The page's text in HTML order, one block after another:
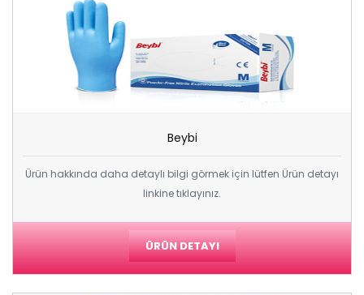
Beybi
Ürün hakkında daha detaylı bilgi görmek için lütfen Ürün detayı
linkine tıklayınız.
ÜRÜN DETAYI